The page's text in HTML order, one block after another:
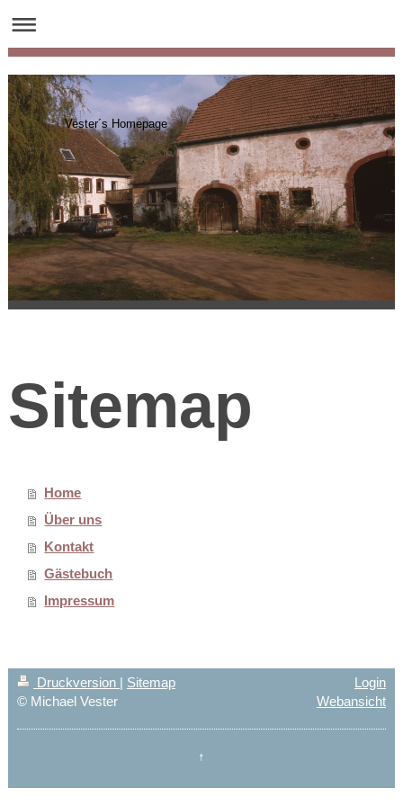
Vester´s Homepage
Sitemap
Home
Über uns
Kontakt
Gästebuch
Impressum
Druckversion | Sitemap
© Michael Vester
Login
Webansicht
↑